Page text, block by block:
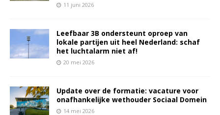
11 juni 2026
Leefbaar 3B ondersteunt oproep van
lokale partijen uit heel Nederland: schaf
het luchtalarm niet af!
20 mei 2026
Update over de formatie: vacature voor
onafhankelijke wethouder Sociaal Domein
14 mei 2026